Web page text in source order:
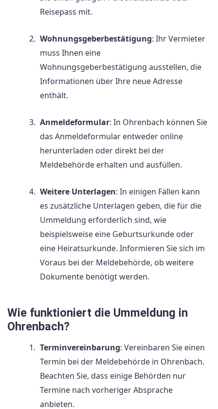
Reisepass mit.
Wohnungsgeberbestätigung: Ihr Vermieter
muss Ihnen eine
Wohnungsgeberbestätigung ausstellen, die
Informationen über Ihre neue Adresse
enthält.
Anmeldeformular: In Ohrenbach können Sie
das Anmeldeformular entweder online
herunterladen oder direkt bei der
Meldebehörde erhalten und ausfüllen.
Weitere Unterlagen: In einigen Fällen kann
es zusätzliche Unterlagen geben, die für die
Ummeldung erforderlich sind, wie
beispielsweise eine Geburtsurkunde oder
eine Heiratsurkunde. Informieren Sie sich im
Voraus bei der Meldebehörde, ob weitere
Dokumente benötigt werden.
Wie funktioniert die Ummeldung in
Ohrenbach?
Terminvereinbarung: Vereinbaren Sie einen
Termin bei der Meldebehörde in Ohrenbach.
Beachten Sie, dass einige Behörden nur
Termine nach vorheriger Absprache
anbieten.